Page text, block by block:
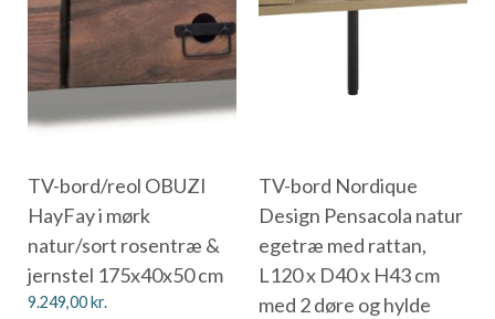
TV-bord/reol OBUZI
HayFay i mørk
natur/sort rosentræ &
jernstel 175x40x50 cm
9.249,00kr.
TV-bord Nordique
Design Pensacola natur
egetræ med rattan,
L120 x D40 x H43 cm
med 2 døre og hylde